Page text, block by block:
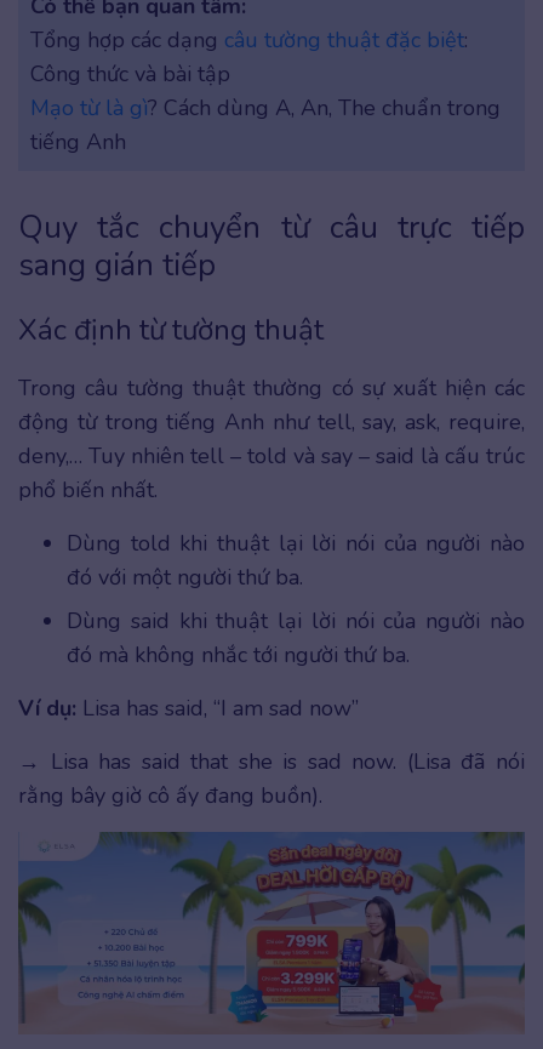
Tổng hợp các dạng câu tường thuật đặc biệt:
Công thức và bài tập
Mạo từ là gì? Cách dùng A, An, The chuẩn trong
tiếng Anh
Quy tắc chuyển từ câu trực tiếp
sang gián tiếp
Xác định từ tường thuật
Trong câu tường thuật thường có sự xuất hiện các
động từ trong tiếng Anh như tell, say, ask, require,
deny,… Tuy nhiên tell – told và say – said là cấu trúc
phổ biến nhất.
Dùng told khi thuật lại lời nói của người nào
đó với một người thứ ba.
Dùng said khi thuật lại lời nói của người nào
đó mà không nhắc tới người thứ ba.
Ví dụ: Lisa has said, “I am sad now”
→ Lisa has said that she is sad now. (Lisa đã nói
rằng bây giờ cô ấy đang buồn).